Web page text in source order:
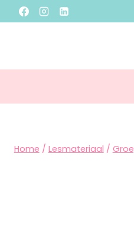
Home / Lesmateriaal /